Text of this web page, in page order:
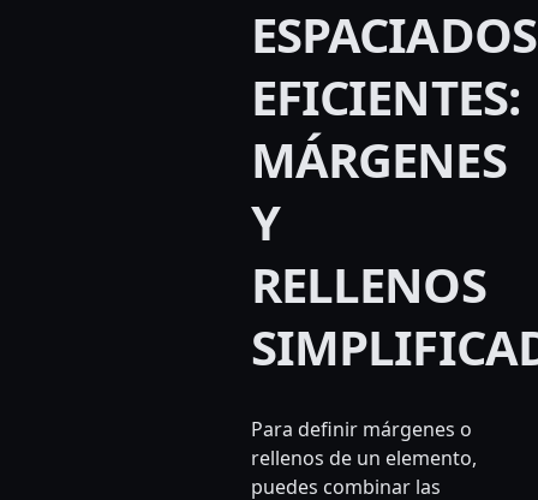
ESPACIADOS
EFICIENTES:
MÁRGENES
Y
RELLENOS
Para definir márgenes o
rellenos de un elemento,
puedes combinar las